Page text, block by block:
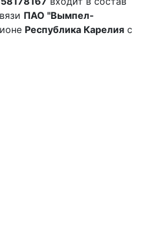
ПАО "Вымпел-
Республика Карелия с